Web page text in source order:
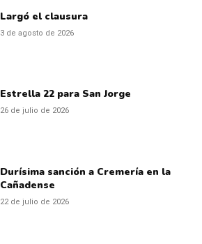
Largó el clausura
3 de agosto de 2026
Estrella 22 para San Jorge
26 de julio de 2026
Durísima sanción a Cremería en la
Cañadense
22 de julio de 2026